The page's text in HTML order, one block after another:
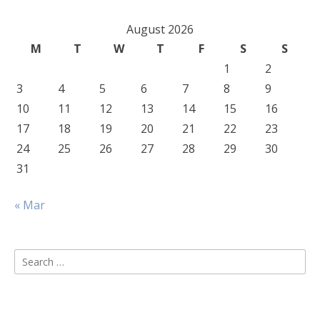
August 2026
M
T W T F S
S
1
2
3
4 5 6 7 8
9
10
11 12 13 14 15
16
17
18 19 20 21 22
23
24
25 26 27 28 29
30
31
« Mar
Search
for: